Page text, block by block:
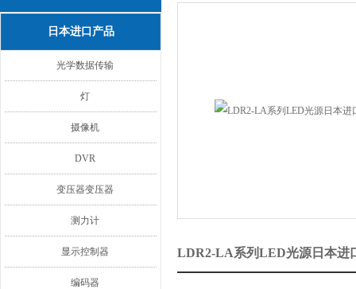
日本进口产品
光学数据传输
灯
摄像机
DVR
变压器变压器
测力计
显示控制器
编码器
LDR2-LA系列LED光源日本进